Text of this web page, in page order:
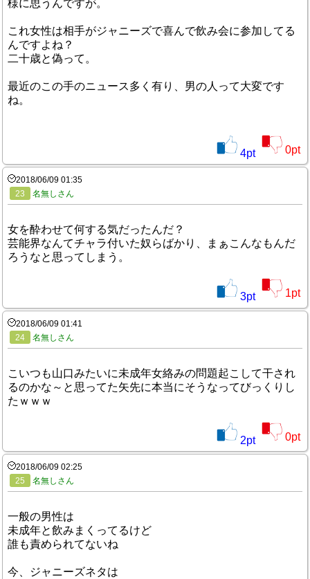
様に思うんですが。
これ女性は相手がジャニーズで喜んで飲み会に参加してる
んですよね？
二十歳と偽って。
最近のこの手のニュース多く有り、男の人って大変です
ね。
4pt 0pt
2018/06/09 01:35
23
名無しさん
女を酔わせて何する気だったんだ？
芸能界なんてチャラ付いた奴らばかり、まぁこんなもんだ
ろうなと思ってしまう。
3pt 1pt
2018/06/09 01:41
24
名無しさん
こいつも山口みたいに未成年女絡みの問題起こして干され
るのかな～と思ってた矢先に本当にそうなってびっくりし
たｗｗｗ
2pt 0pt
2018/06/09 02:25
25
名無しさん
一般の男性は
未成年と飲みまくってるけど
誰も責められてないね
今、ジャニーズネタは